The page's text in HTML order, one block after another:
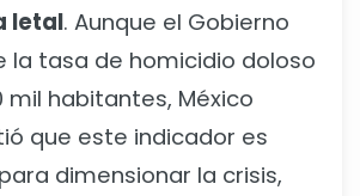
letal. Aunque el Gobierno
la tasa de homicidio doloso
mil habitantes, México
que este indicador es
dimensionar la crisis,